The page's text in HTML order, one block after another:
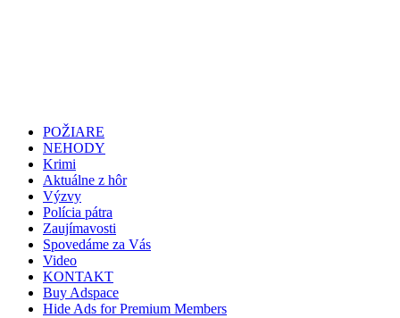
POŽIARE
NEHODY
Krimi
Aktuálne z hôr
Výzvy
Polícia pátra
Zaujímavosti
Spovedáme za Vás
Video
KONTAKT
Buy Adspace
Hide Ads for Premium Members